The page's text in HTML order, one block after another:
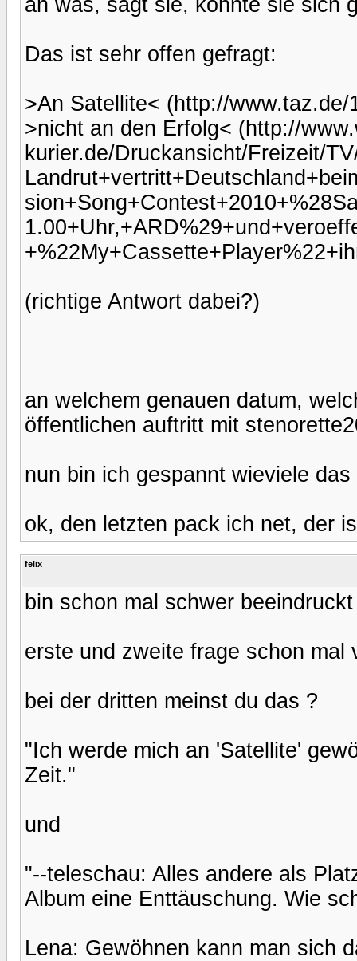
Das ist sehr offen gefragt:
>An Satellite< (http://
>nicht an den Erfolg< (http://
kurier.de/Druckansicht/Freizeit/
(richtige Antwort dabei?)
an welchem genauen datum,
öffentlichen auftritt mit
nun bin ich gespannt wieviele
ok, den letzten pack ich net, der
felix
bin schon mal schwer
erste und zweite frage schon mal
bei der dritten meinst du das ?
"Ich werde mich an 'Satellite'
Zeit."
und
"--teleschau: Alles andere als
Album eine Enttäuschung. Wie
Lena: Gewöhnen kann man sich